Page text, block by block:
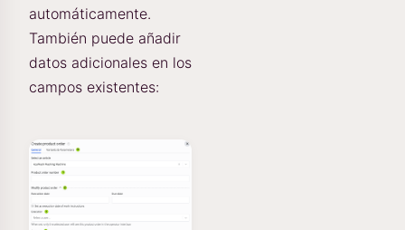
automáticamente.
También puede añadir
datos adicionales en los
campos existentes: